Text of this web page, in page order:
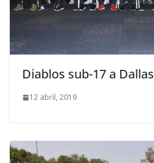
Diablos sub-17 a Dallas
12 abril, 2019